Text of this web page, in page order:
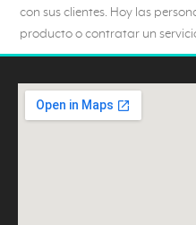
con sus clientes. Hoy las
producto o contratar un